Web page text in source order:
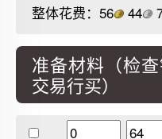
整体花费： 56 44
准备材料（检
交易行买）